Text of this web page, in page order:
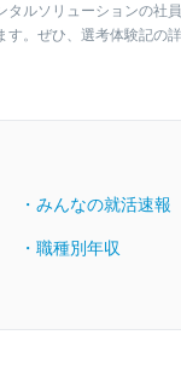
タルソリューションの社
す。ぜひ、選考体験記の
・みんなの就活速報
・職種別年収